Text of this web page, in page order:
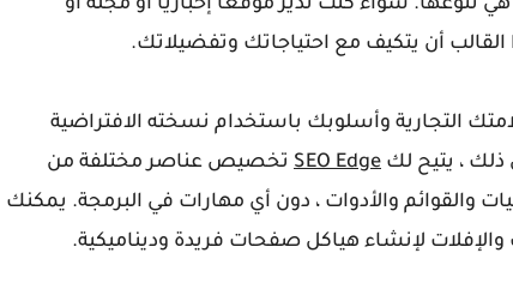
هي تنوعها. سواء كنت تدير موقعًا إخباريًا أو مجلة أو
أن يتكيف مع احتياجاتك وتفضيلاتك.
التجارية وأسلوبك باستخدام نسخته الافتراضية
SEO Edge تخصيص عناصر مختلفة من
والقوائم والأدوات ، دون أي مهارات في البرمجة. يمكنك
لإنشاء هياكل صفحات فريدة وديناميكية.